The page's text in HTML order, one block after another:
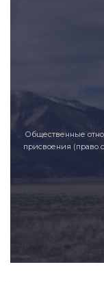
Общественные
присвоения (право